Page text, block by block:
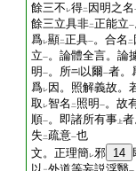
餘三不 レ得二 因明之名
餘三立具非二正能立一
爲レ顯二正具一。合名 二
立一。論體全言。論
明 一。所 以爾一者。
爲レ 因。照解義故。
取 レ智名 二 照明 一。故
順一。即諸所有事 上
失 二疏意一也
文。正理簡レ邪 14